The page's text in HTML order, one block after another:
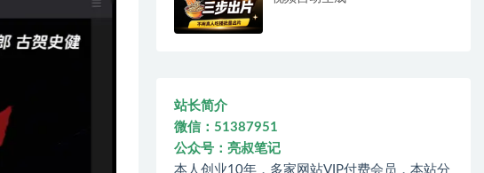
站长简介
微信：51387951
公众号：亮叔笔记
本人创业10年，多家网站VIP付费会员，本站分